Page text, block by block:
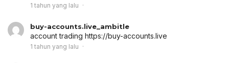
1 tahun yang lalu
buy-accounts.live_ambitle
account trading https://buy-accounts.live
1 tahun yang lalu